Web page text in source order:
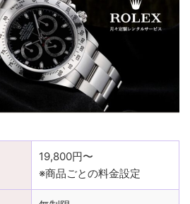
19,800円〜
※商品ごとの料金設定